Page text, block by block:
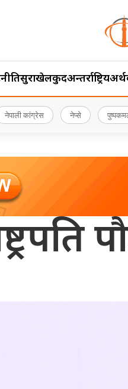
सुरक्षाखेलकुदअन्तर्राष्ट्रियअर्थ
नेपाली कांग्रेस नेप्से